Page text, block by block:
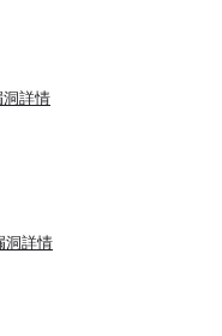
詳情
洞詳情